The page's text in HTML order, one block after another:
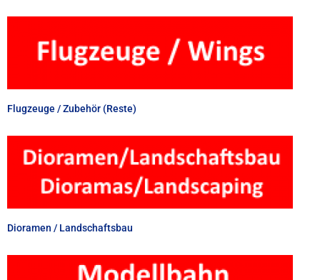
Flugzeuge / Zubehör (Reste)
Dioramen / Landschaftsbau